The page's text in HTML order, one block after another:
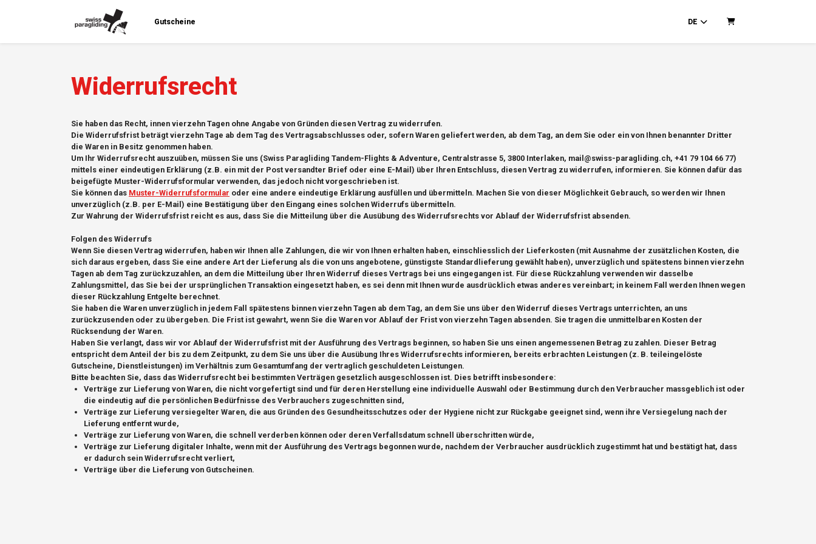
Gutscheine DE
Warenkorb
Widerrufsrecht
Sie haben das Recht, innen vierzehn Tagen ohne Angabe von Gründen diesen Vertrag zu widerrufen.
Die Widerrufsfrist beträgt vierzehn Tage ab dem Tag des Vertragsabschlusses oder, sofern Waren geliefert werden, ab dem Tag, an dem Sie oder ein von Ihnen benannter Dritter
die Waren in Besitz genommen haben.
Um Ihr Widerrufsrecht auszuüben, müssen Sie uns (Swiss Paragliding Tandem-Flights & Adventure, Centralstrasse 5, 3800 Interlaken, mail@swiss-paragliding.ch, +41 79 104 66 77)
mittels einer eindeutigen Erklärung (z.B. ein mit der Post versandter Brief oder eine E-Mail) über Ihren Entschluss, diesen Vertrag zu widerrufen, informieren. Sie können dafür das
beigefügte Muster-Widerrufsformular verwenden, das jedoch nicht vorgeschrieben ist.
Sie können das Muster-Widerrufsformular oder eine andere eindeutige Erklärung ausfüllen und übermitteln. Machen Sie von dieser Möglichkeit Gebrauch, so werden wir Ihnen
unverzüglich (z.B. per E-Mail) eine Bestätigung über den Eingang eines solchen Widerrufs übermitteln.
Zur Wahrung der Widerrufsfrist reicht es aus, dass Sie die Mitteilung über die Ausübung des Widerrufsrechts vor Ablauf der Widerrufsfrist absenden.
Folgen des Widerrufs
Wenn Sie diesen Vertrag widerrufen, haben wir Ihnen alle Zahlungen, die wir von Ihnen erhalten haben, einschliesslich der Lieferkosten (mit Ausnahme der zusätzlichen Kosten, die
sich daraus ergeben, dass Sie eine andere Art der Lieferung als die von uns angebotene, günstigste Standardlieferung gewählt haben), unverzüglich und spätestens binnen vierzehn
Tagen ab dem Tag zurückzuzahlen, an dem die Mitteilung über Ihren Widerruf dieses Vertrags bei uns eingegangen ist. Für diese Rückzahlung verwenden wir dasselbe
Zahlungsmittel, das Sie bei der ursprünglichen Transaktion eingesetzt haben, es sei denn mit Ihnen wurde ausdrücklich etwas anderes vereinbart; in keinem Fall werden Ihnen wegen
dieser Rückzahlung Entgelte berechnet.
Sie haben die Waren unverzüglich in jedem Fall spätestens binnen vierzehn Tagen ab dem Tag, an dem Sie uns über den Widerruf dieses Vertrags unterrichten, an uns
zurückzusenden oder zu übergeben. Die Frist ist gewahrt, wenn Sie die Waren vor Ablauf der Frist von vierzehn Tagen absenden. Sie tragen die unmittelbaren Kosten der
Rücksendung der Waren.
Haben Sie verlangt, dass wir vor Ablauf der Widerrufsfrist mit der Ausführung des Vertrags beginnen, so haben Sie uns einen angemessenen Betrag zu zahlen. Dieser Betrag
entspricht dem Anteil der bis zu dem Zeitpunkt, zu dem Sie uns über die Ausübung Ihres Widerrufsrechts informieren, bereits erbrachten Leistungen (z. B. teileingelöste
Gutscheine, Dienstleistungen) im Verhältnis zum Gesamtumfang der vertraglich geschuldeten Leistungen.
Bitte beachten Sie, dass das Widerrufsrecht bei bestimmten Verträgen gesetzlich ausgeschlossen ist. Dies betrifft insbesondere:
Verträge zur Lieferung von Waren, die nicht vorgefertigt sind und für deren Herstellung eine individuelle Auswahl oder Bestimmung durch den Verbraucher massgeblich ist oder
die eindeutig auf die persönlichen Bedürfnisse des Verbrauchers zugeschnitten sind,
Verträge zur Lieferung versiegelter Waren, die aus Gründen des Gesundheitsschutzes oder der Hygiene nicht zur Rückgabe geeignet sind, wenn ihre Versiegelung nach der
Lieferung entfernt wurde,
Verträge zur Lieferung von Waren, die schnell verderben können oder deren Verfallsdatum schnell überschritten würde,
Verträge zur Lieferung digitaler Inhalte, wenn mit der Ausführung des Vertrags begonnen wurde, nachdem der Verbraucher ausdrücklich zugestimmt hat und bestätigt hat, dass
er dadurch sein Widerrufsrecht verliert,
Verträge über die Lieferung von Gutscheinen.